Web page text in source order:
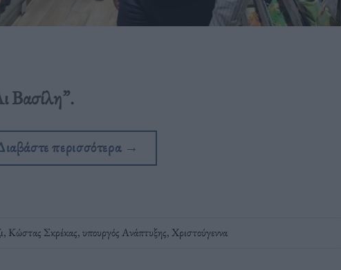
Βασίλη”.
περισσότερα →
, Κώστας Σκρέκας,υπουργός Ανάπτυξης,Χριστούγεννα